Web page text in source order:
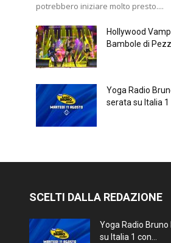
potrebbero iniziare molto presto....
Hollywood
Bambole di
Yoga Radio
serata su Italia 1
SCELTI DALLA REDAZIONE
Yoga Radio
su Italia 1 con...